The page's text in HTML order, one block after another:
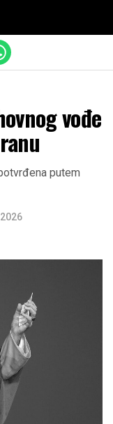
vođe
putem